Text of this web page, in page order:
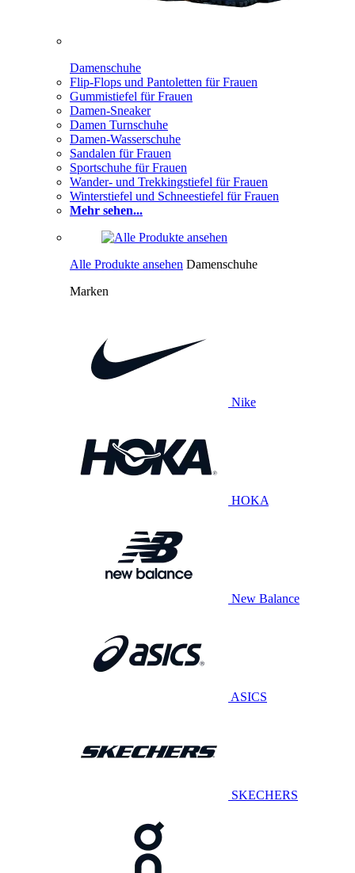
Damenschuhe
Flip-Flops und Pantoletten für Frauen
Gummistiefel für Frauen
Damen-Sneaker
Damen Turnschuhe
Damen-Wasserschuhe
Sandalen für Frauen
Sportschuhe für Frauen
Wander- und Trekkingstiefel für Frauen
Winterstiefel und Schneestiefel für Frauen
Mehr sehen...
Alle Produkte ansehen Damenschuhe
Marken
Nike
HOKA
New Balance
ASICS
SKECHERS